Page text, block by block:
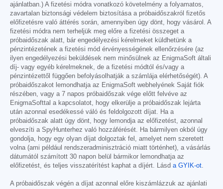
ajánlatban.) A fizetési módra vonatkozó követelmény a folyamatos,
zavartalan biztonsági védelem biztosítása a próbaidőszakról fizetős
előfizetésre való áttérés során, amennyiben úgy dönt, hogy vásárol. A
fizetési módra nem terheljük meg előre a fizetési összeget a
próbaidőszak alatt, bár engedélyezési kérelmeket küldhetünk a
pénzintézetének a fizetési mód érvényességének ellenőrzésére (az
ilyen engedélyezési beküldések nem minősülnek az EnigmaSoft általi
díj- vagy egyéb kérelmeknek, de a fizetési módtól és/vagy a
pénzintézettől függően befolyásolhatják a számlája elérhetőségét). A
próbaidőszakot lemondhatja az EnigmaSoft webhelyének Saját fiók
részében, vagy a 7 napos próbaidőszak vége előtt felvéve az
EnigmaSofttal a kapcsolatot, hogy elkerülje a próbaidőszak lejárta
után azonnal esedékessé váló és feldolgozott díjat. Ha a
próbaidőszak alatt úgy dönt, hogy lemondja az előfizetést, azonnal
elveszíti a SpyHunterhez való hozzáférését. Ha bármilyen okból úgy
gondolja, hogy egy olyan díjat dolgoztak fel, amelyet nem szeretett
volna (ami például rendszeradminisztráció miatt történhet), a vásárlás
dátumától számított 30 napon belül bármikor lemondhatja az
előfizetést, és teljes visszatérítést kaphat a díjért. Lásd a GYIK-ot.
A próbaidőszak végén a díjat azonnal előre kiszámlázzuk az ajánlati